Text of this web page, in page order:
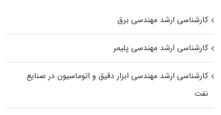
کارشناسی ارشد مهندسی برق
کارشناسی ارشد مهندسی پلیمر
کارشناسی ارشد مهندسی ابزار دقیق و اتوماسیون در صنایع
نفت